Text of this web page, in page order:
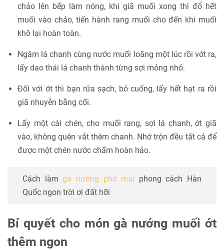
chảo lên bếp làm nóng, khi giã muối xong thì đổ hết
muối vào chảo, tiến hành rang muối cho đến khi muối
khô lại hoàn toàn.
Ngâm lá chanh cùng nước muối loãng một lúc rồi vớt ra,
lấy dao thái lá chanh thành từng sợi mỏng nhỏ.
Đối với ớt thì bạn rửa sạch, bỏ cuống, lấy hết hạt ra rồi
giã nhuyễn bằng cối.
Lấy một cái chén, cho muối rang, sợi lá chanh, ớt giã
vào, không quên vắt thêm chanh. Nhớ trộn đều tất cả để
được một chén nước chấm hoàn hảo.
Cách làmgà nướng phô mai phong cách Hàn
Quốc ngon trời ơi đất hỡi
Bí quyết cho món gà nướng muối ớt
thêm ngon